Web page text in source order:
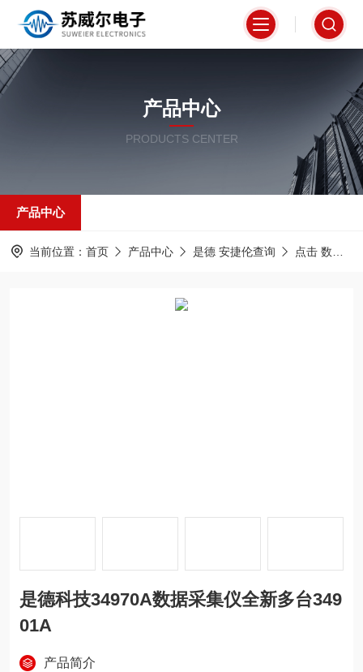
产品中心
PRODUCTS CENTER
产品中心
当前位置： 首页 产品中心 是德 安捷伦查询 点击 数据采集器/模块卡
是德科技34970A数据采集仪全新多台349
01A
产品简介